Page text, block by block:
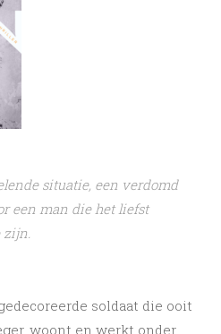
situatie, een verdomd
een man die het liefst
zijn.
soldaat die ooit
woont en werkt onder